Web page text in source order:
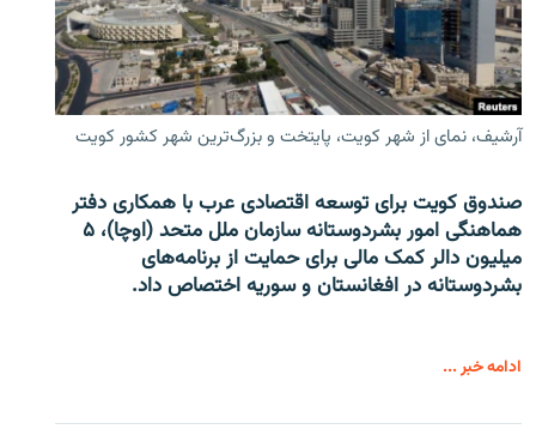
آرشیف، نمای از شهر کویت، پایتخت و بزرگ‌ترین شهر کشور کویت
صندوق کویت برای توسعه اقتصادی عرب با همکاری دفتر
هماهنگی امور بشردوستانه سازمان ملل متحد (اوچا)، ۵
میلیون دالر کمک مالی برای حمایت از برنامه‌های
بشردوستانه در افغانستان و سوریه اختصاص داد.
ادامه خبر ...